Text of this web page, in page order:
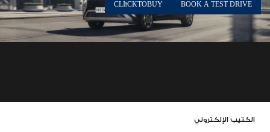
BOOK A TEST DRIVE
CLI!CKTOBUY
الكتيب الإلكتروني